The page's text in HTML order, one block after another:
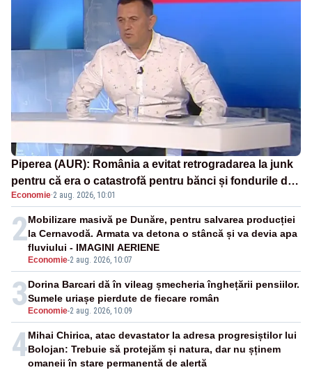
Piperea (AUR): România a evitat retrogradarea la junk
pentru că era o catastrofă pentru bănci și fondurile de
pensii
Economie·2 aug. 2026, 10:01
2
Economie-2 aug. 2026, 10:07
Mobilizare masivă pe Dunăre, pentru salvarea producției
la Cernavodă. Armata va detona o stâncă și va devia apa
fluviului - IMAGINI AERIENE
3 Economie-2 aug. 2026, 10:09
Dorina Barcari dă în vileag șmecheria înghețării pensiilor.
Sumele uriașe pierdute de fiecare român
4Mihai Chirica, atac devastator la adresa progresiștilor lui
Bolojan: Trebuie să protejăm și natura, dar nu șținem
omaneii în stare permanentă de alertă